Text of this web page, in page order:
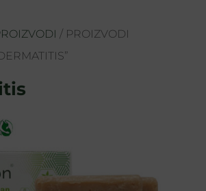
/ PROIZVODI